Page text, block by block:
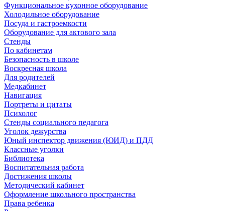
Функциональное кухонное оборудование
Холодильное оборудование
Посуда и гастроемкости
Оборудование для актового зала
Стенды
По кабинетам
Безопасность в школе
Воскресная школа
Для родителей
Медкабинет
Навигация
Портреты и цитаты
Психолог
Стенды социального педагога
Уголок дежурства
Юный инспектор движения (ЮИД) и ПДД
Классные уголки
Библиотека
Воспитательная работа
Достижения школы
Методический кабинет
Оформление школьного пространства
Права ребенка